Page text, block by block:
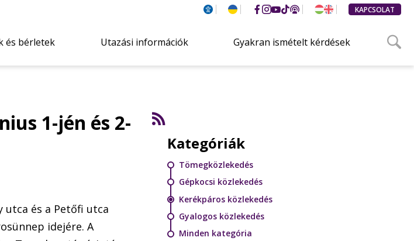
KAPCSOLAT
és bérletek Utazási információk Gyakran ismételt kérdések
1-jén és 2-
utca és a Petőfi utca
idejére. A
Kategóriák
Tömegközlekedés
Gépkocsi közlekedés
Kerékpáros közlekedés
Gyalogos közlekedés
Minden kategória